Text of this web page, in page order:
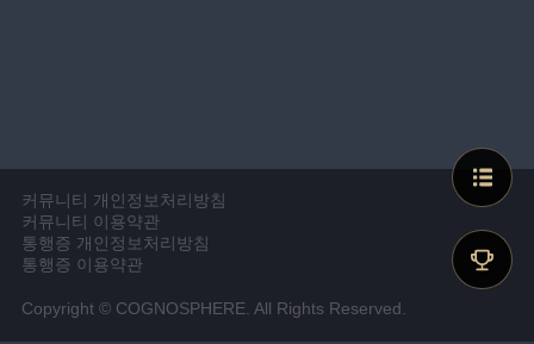
커뮤니티 개인정보처리방침
커뮤니티 이용약관
통행증 개인정보처리방침
통행증 이용약관
Copyright © COGNOSPHERE. All Rights Reserved.